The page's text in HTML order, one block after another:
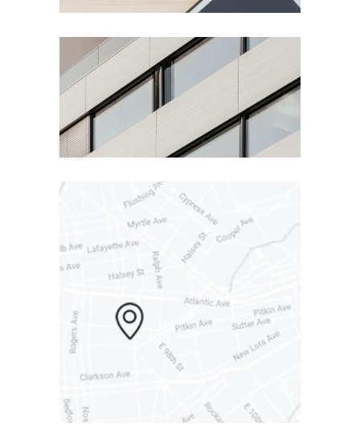
Donec vitae sapien ut libero
venenatis faucibus.
Etiam sit amet orci eget eros